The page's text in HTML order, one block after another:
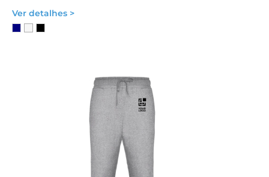
Ver detalhes >